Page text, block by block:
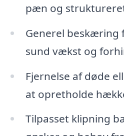
pæn og
Generel beskæring
sund vækst og
Fjernelse af døde
at opretholde
Tilpasset klipning